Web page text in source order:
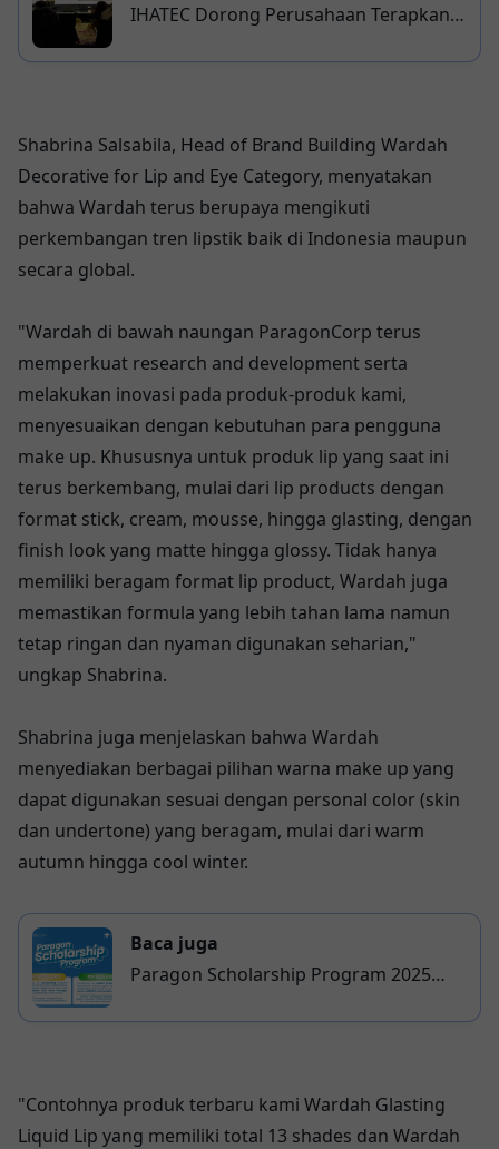
IHATEC Dorong Perusahaan Terapkan
Shabrina Salsabila, Head of Brand Building Wardah
Decorative for Lip and Eye Category, menyatakan
bahwa Wardah terus berupaya mengikuti
perkembangan tren lipstik baik di Indonesia maupun
secara global.
"Wardah di bawah naungan ParagonCorp terus
memperkuat research and development serta
melakukan inovasi pada produk-produk kami,
menyesuaikan dengan kebutuhan para pengguna
make up. Khususnya untuk produk lip yang saat ini
terus berkembang, mulai dari lip products dengan
format stick, cream, mousse, hingga glasting, dengan
finish look yang matte hingga glossy. Tidak hanya
memiliki beragam format lip product, Wardah juga
memastikan formula yang lebih tahan lama namun
tetap ringan dan nyaman digunakan seharian,"
ungkap Shabrina.
Shabrina juga menjelaskan bahwa Wardah
menyediakan berbagai pilihan warna make up yang
dapat digunakan sesuai dengan personal color (skin
dan undertone) yang beragam, mulai dari warm
autumn hingga cool winter.
Baca juga
Paragon Scholarship Program 2025
"Contohnya produk terbaru kami Wardah Glasting
Liquid Lip yang memiliki total 13 shades dan Wardah